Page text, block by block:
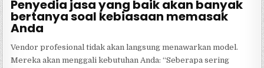
Penyedia jasa yang baik akan banyak
bertanya soal kebiasaan memasak
Anda
Vendor profesional tidak akan langsung menawarkan model.
Mereka akan menggali kebutuhan Anda: “Seberapa sering